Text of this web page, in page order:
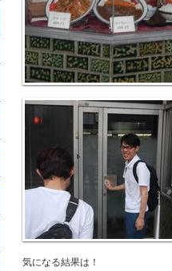
気になる結果は！